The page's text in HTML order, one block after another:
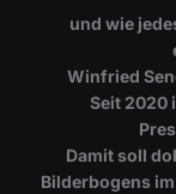
und wie
Winfried
Seit 2020
Damit soll
Bilderbogens